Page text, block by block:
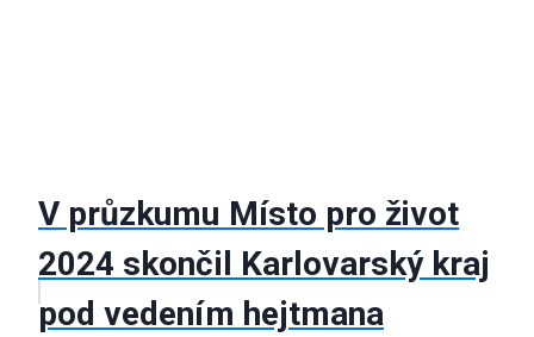
V průzkumu Místo pro život
2024 skončil Karlovarský kraj
pod vedením hejtmana